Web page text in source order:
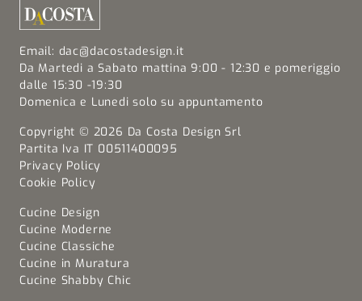
Email: dac@dacostadesign.it
Da Martedi a Sabato mattina 9:00 - 12:30 e pomeriggio
dalle 15:30 -19:30
Domenica e Lunedi solo su appuntamento
Copyright © 2026 Da Costa Design Srl
Partita Iva IT 00511400095
Privacy Policy
Cookie Policy
Cucine Design
Cucine Moderne
Cucine Classiche
Cucine in Muratura
Cucine Shabby Chic